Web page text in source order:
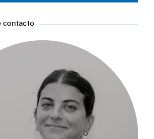
contacto